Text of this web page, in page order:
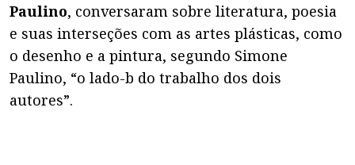
Paulino, conversaram sobre literatura, poesia
e suas interseções com as artes plásticas, como
o desenho e a pintura, segundo Simone
Paulino, “o lado-b do trabalho dos dois
autores”.